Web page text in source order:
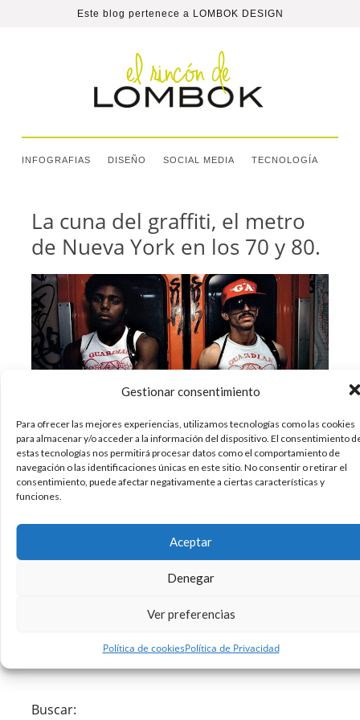
Gestionar consentimiento
Para ofrecer las mejores experiencias, utilizamos tecnologías como las cookies
para almacenar y/o acceder a la información del dispositivo. El consentimiento
estas tecnologías nos permitirá procesar datos como el comportamiento de
navegación o las identificaciones únicas en este sitio. No consentir o retirar el
consentimiento, puede afectar negativamente a ciertas características y
funciones.
Aceptar
Denegar
Ver preferencias
Política de cookiesPolítica de Privacidad
Este blog pertenece a LOMBOK DESIGN
INFOGRAFIAS DISEÑO SOCIAL MEDIA TECNOLOGÍA
La cuna del graffiti, el metro
de Nueva York en los 70 y 80.
La ciudad de Nueva York fue la capital de la
cultura durante los 70 y los 80, marcando
tendencia. Mientras que la Gran Manzana ha
las fotografías de fotógrafos documentalsitas
Buscar: